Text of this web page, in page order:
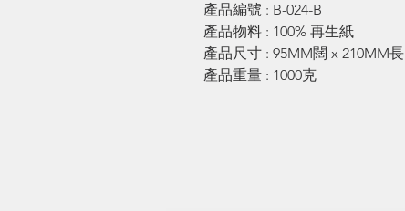
產品編號 : B-024-B
產品物料 : 100% 再生紙
產品尺寸 : 95MM闊 x 210MM長
產品重量 : 1000克